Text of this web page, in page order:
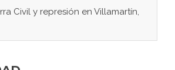
a campos de
Ribera y sus fundaciones de